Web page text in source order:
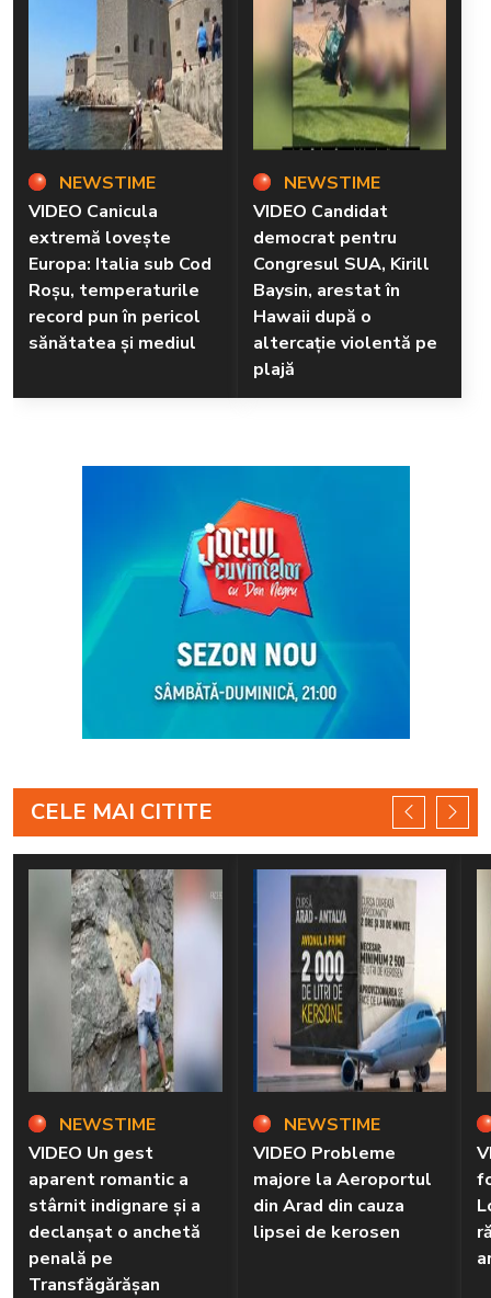
NEWSTIME
VIDEO Canicula
extremă lovește
Europa: Italia sub Cod
Roșu, temperaturile
record pun în pericol
sănătatea și mediul
NEWSTIME
VIDEO Candidat
democrat pentru
Congresul SUA, Kirill
Baysin, arestat în
Hawaii după o
altercație violentă pe
plajă
CELE MAI CITITE
NEWSTIME
VIDEO Un gest
aparent romantic a
stârnit indignare și a
declanșat o anchetă
penală pe
Transfăgărășan
NEWSTIME
VIDEO Probleme
majore la Aeroportul
din Arad din cauza
lipsei de kerosen